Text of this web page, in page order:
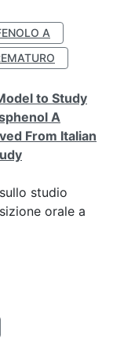
A
to Study
A
From Italian
studio
orale a